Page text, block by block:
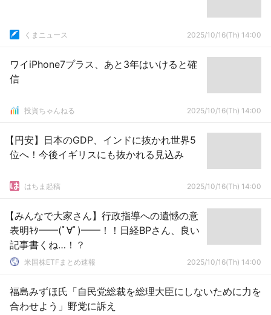
くまニュース 2025/10/16(Th) 14:00
ワイiPhone7プラス、あと3年はいけると確
信
投資ちゃんねる 2025/10/16(Th) 14:00
【円安】日本のGDP、インドに抜かれ世界5
位へ！今後イギリスにも抜かれる見込み
はちま起稿 2025/10/16(Th) 14:00
【みんなで大家さん】行政指導への遺憾の意
表明ｷﾀ━━(ﾟ∀ﾟ)━━！！日経BPさん、良い
記事書くね…！？
米国株ETFまとめ速報 2025/10/16(Th) 14:00
福島みずほ氏「自民党総裁を総理大臣にしないために力を
合わせよう」野党に訴え